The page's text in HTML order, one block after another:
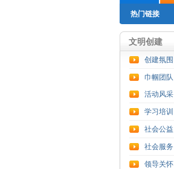
热门链接
文明创建
创建氛围
巾帼团队
活动风采
学习培训
社会公益
社会服务
领导关怀